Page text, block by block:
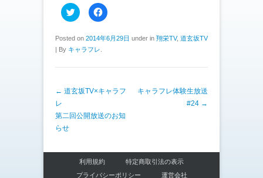
ク
リ
し
て
T
i
e
r
有
ウ
ィ
ン
ド
F
a
b
で
す
る
ク
て
く
だ
さ
Posted on 2014年6月29日 under in 翔栄TV, 道玄坂TV
| By キャラフレ
投稿ナビゲーション
← 道玄坂TV×キャラフ
レ
第二回公開放送のお知
らせ
キャラフレ体験生放送
#24 →
利用規約
特定商取引法の表示
プライバシーポリシー
運営会社